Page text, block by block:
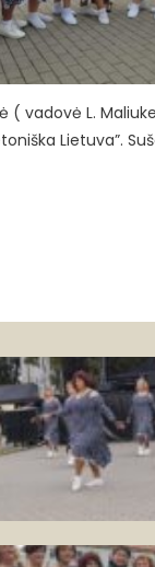
( vadovė L.
Lietuva”.